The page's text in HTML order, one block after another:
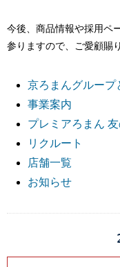
今後、商品情報や採用ペ
参りますので、ご愛顧賜
京ろまんグループ
事業案内
プレミアろまん
リクルート
店舗一覧
お知らせ